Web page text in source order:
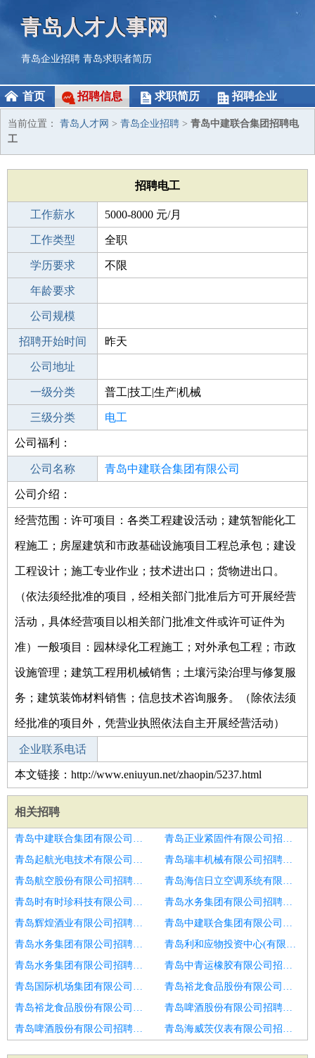
青岛人才人事网
青岛企业招聘 青岛求职者简历
首页 招聘信息 求职简历 招聘企业
当前位置： 青岛人才网 > 青岛企业招聘 > 青岛中建联合集团招聘电
工
招聘电工
工作薪水 5000-8000 元/月
招聘人数 4人
工作类型 全职
性别要求 -
学历要求 不限
工作经验
年龄要求
工作地点
公司规模
公司电话
招聘开始时间 昨天
招聘结束时间
公司地址
一级分类 普工|技工|生产|机械
二级分类 普工/技工
三级分类 电工
其他行业
公司福利：
公司名称 青岛中建联合集团有限公司
公司类型
独资)
公司介绍：
经营范围：许可项目：各类工程建设活动；建筑智能化工
程施工；房屋建筑和市政基础设施项目工程总承包；建设
工程设计；施工专业作业；技术进出口；货物进出口。
（依法须经批准的项目，经相关部门批准后方可开展经营
活动，具体经营项目以相关部门批准文件或许可证件为
准）一般项目：园林绿化工程施工；对外承包工程；市政
设施管理；建筑工程用机械销售；土壤污染治理与修复服
务；建筑装饰材料销售；信息技术咨询服务。（除依法须
经批准的项目外，凭营业执照依法自主开展经营活动）
企业联系电话
本文链接：http://www.eniuyun.net/zhaopin/5237.html
相关招聘
青岛中建联合集团有限公司招聘审计经理
青岛正业紧固件有限公司招聘机修电工
青岛起航光电技术有限公司招聘电工
青岛瑞丰机械有限公司招聘南京地铁直签技术工种,要求有电工证
青岛航空股份有限公司招聘电工
青岛海信日立空调系统有限公司招聘物业电工
青岛时有时珍科技有限公司招聘电工
青岛水务集团有限公司招聘小区维修电工
青岛辉煌酒业有限公司招聘电工
青岛中建联合集团有限公司招聘电工
青岛水务集团有限公司招聘电工
青岛利和应物投资中心(有限合伙)招聘电工
青岛水务集团有限公司招聘急招电工包食宿
青岛中青运橡胶有限公司招聘维修电工
青岛国际机场集团有限公司招聘菏泽市招聘电工仪表3
青岛裕龙食品股份有限公司招聘电工
青岛裕龙食品股份有限公司招聘设备维修员
青岛啤酒股份有限公司招聘维修电工
青岛啤酒股份有限公司招聘菏泽市招聘电工6
青岛海威茨仪表有限公司招聘电工主管